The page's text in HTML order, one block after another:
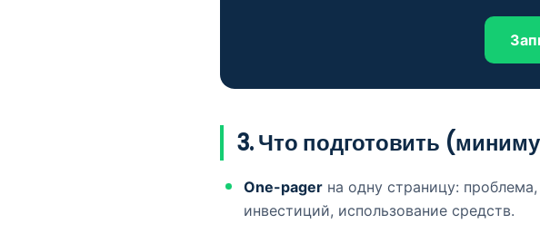
3. Что подготовить
One-pager на одну страницу:
инвестиций, использование средств.